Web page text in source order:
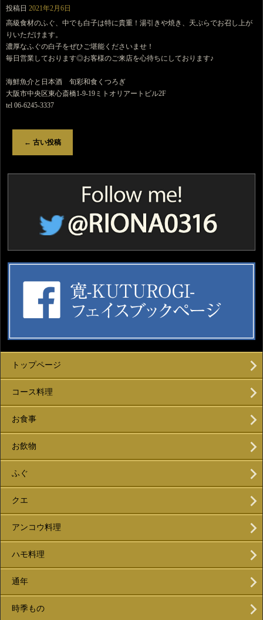
投稿日 2021年2月6日
高級食材のふぐ、中でも白子は特に貴重！湯引きや焼き、天ぷらでお召し上が
りいただけます。
濃厚なふぐの白子をぜひご堪能くださいませ！
毎日営業しております◎お客様のご来店を心待ちにしております♪
海鮮魚介と日本酒 旬彩和食くつろぎ
大阪市中央区東心斎橋1-9-19ミトオリアートビル2F
tel 06-6245-3337
← 古い投稿
トップページ
コース料理
お食事
お飲物
ふぐ
クエ
アンコウ料理
ハモ料理
通年
時季もの